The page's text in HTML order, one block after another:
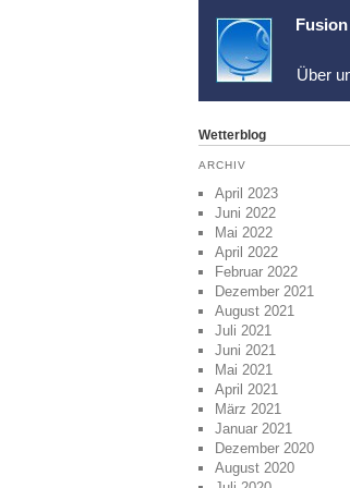
Über
Wetterblog
ARCHIV
April 2023
Juni 2022
Mai 2022
April 2022
Februar 2022
Dezember 2021
August 2021
Juli 2021
Juni 2021
Mai 2021
April 2021
März 2021
Januar 2021
Dezember 2020
August 2020